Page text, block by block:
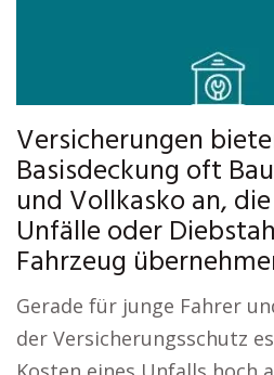
Versicherungen
Basisdeckung oft
und Vollkasko an,
Unfälle oder
Fahrzeug
Gerade für junge Fahrer
der Versicherungsschutz